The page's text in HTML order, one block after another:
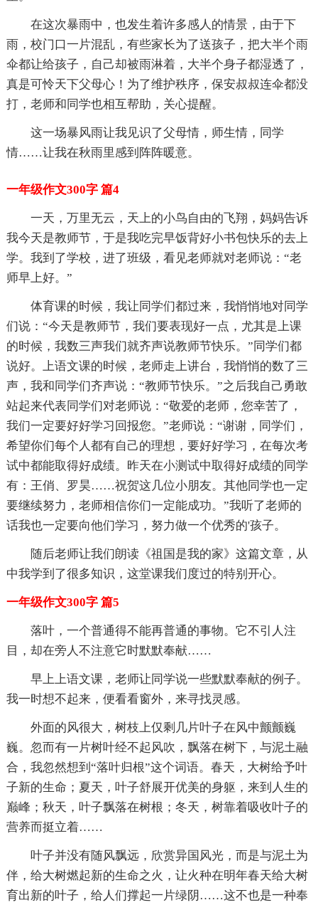
在这次暴雨中，也发生着许多感人的情景，由于下
雨，校门口一片混乱，有些家长为了送孩子，把大半个雨
伞都让给孩子，自己却被雨淋着，大半个身子都湿透了，
真是可怜天下父母心！为了维护秩序，保安叔叔连伞都没
打，老师和同学也相互帮助，关心提醒。
这一场暴风雨让我见识了父母情，师生情，同学
情……让我在秋雨里感到阵阵暖意。
一年级作文300字 篇4
一天，万里无云，天上的小鸟自由的飞翔，妈妈告诉
我今天是教师节，于是我吃完早饭背好小书包快乐的去上
学。我到了学校，进了班级，看见老师就对老师说：“老
师早上好。”
体育课的时候，我让同学们都过来，我悄悄地对同学
们说：“今天是教师节，我们要表现好一点，尤其是上课
的时候，我数三声我们就齐声说教师节快乐。”同学们都
说好。上语文课的时候，老师走上讲台，我悄悄的数了三
声，我和同学们齐声说：“教师节快乐。”之后我自己勇敢
站起来代表同学们对老师说：“敬爱的老师，您幸苦了，
我们一定要好好学习回报您。”老师说：“谢谢，同学们，
希望你们每个人都有自己的理想，要好好学习，在每次考
试中都能取得好成绩。昨天在小测试中取得好成绩的同学
有：王俏、罗昊……祝贺这几位小朋友。其他同学也一定
要继续努力，老师相信你们一定能成功。”我听了老师的
话我也一定要向他们学习，努力做一个优秀的'孩子。
随后老师让我们朗读《祖国是我的家》这篇文章，从
中我学到了很多知识，这堂课我们度过的特别开心。
一年级作文300字 篇5
落叶，一个普通得不能再普通的事物。它不引人注
目，却在旁人不注意它时默默奉献……
早上上语文课，老师让同学说一些默默奉献的例子。
我一时想不起来，便看看窗外，来寻找灵感。
外面的风很大，树枝上仅剩几片叶子在风中颤颤巍
巍。忽而有一片树叶经不起风吹，飘落在树下，与泥土融
合，我忽然想到“落叶归根”这个词语。春天，大树给予叶
子新的生命；夏天，叶子舒展开优美的身躯，来到人生的
巅峰；秋天，叶子飘落在树根；冬天，树靠着吸收叶子的
营养而挺立着……
叶子并没有随风飘远，欣赏异国风光，而是与泥土为
伴，给大树燃起新的生命之火，让火种在明年春天给大树
育出新的叶子，给人们撑起一片绿阴……这不也是一种奉